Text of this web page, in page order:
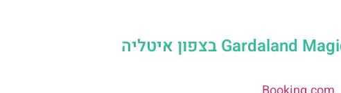
Gardaland בצפון איטליה